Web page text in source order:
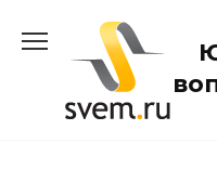
содержанию